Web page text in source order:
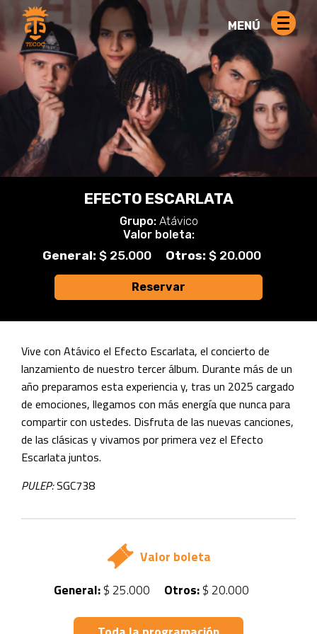
MENÚ
EFECTO ESCARLATA
Grupo: Atávico
Valor boleta:
General: $ 25.000 Otros: $ 20.000
Reservar
Vive con Atávico el Efecto Escarlata, el concierto de
lanzamiento de nuestro tercer álbum. Durante más de un
año preparamos esta experiencia y, tras un 2025 cargado
de emociones, llegamos con más energía que nunca para
compartir con ustedes. Disfruta de las nuevas canciones,
de las clásicas y vivamos por primera vez el Efecto
Escarlata juntos.
PULEP:SGC738
Valor boleta
General:$ 25.000 Otros:$ 20.000